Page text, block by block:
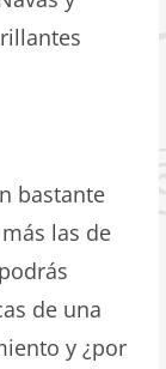
bastante
las de
de una
y ¿por